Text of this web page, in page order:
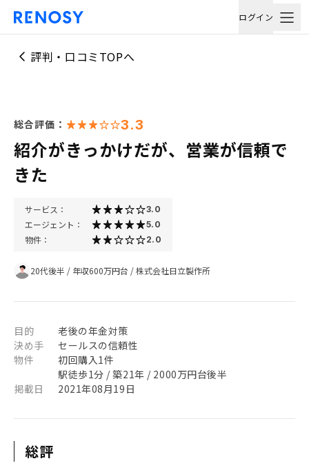
ログイン
評判・口コミTOPへ
総合評価： 3.3
紹介がきっかけだが、営業が信頼で
きた
サービス： 3.0
エージェント： 5.0
物件： 2.0
20代後半 / 年収600万円台 /株式会社日立製作所
目的
老後の年金対策
決め手
セールスの信頼性
物件
初回購入1件
駅徒歩1分 / 築21年 / 2000万円台後半
掲載日
2021年08月19日
総評